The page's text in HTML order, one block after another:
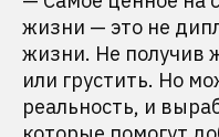
жизни — это не
жизни. Не получив
или грустить. Но
реальность, и